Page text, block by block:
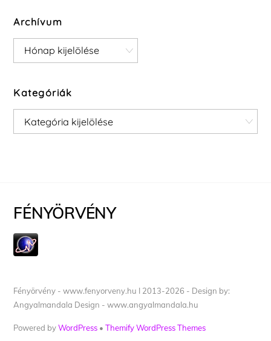
Archívum
Archívum
Kategóriák
Kategóriák
FÉNYÖRVÉNY
Fényörvény - www.fenyorveny.hu I 2013-2026 - Design by:
Angyalmandala Design - www.angyalmandala.hu
Powered byWordPress •Themify WordPress Themes